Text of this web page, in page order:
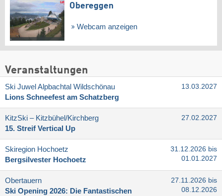
Obereggen
Webcam anzeigen
Veranstaltungen
Ski Juwel Alpbachtal Wildschönau
Lions Schneefest am Schatzberg
13.03.2027
KitzSki – Kitzbühel/​Kirchberg
15. Streif Vertical Up
27.02.2027
Skiregion Hochoetz
Bergsilvester Hochoetz
31.12.2026 bis
01.01.2027
Obertauern
Ski Opening 2026: Die Fantastischen
27.11.2026 bis
08.12.2026